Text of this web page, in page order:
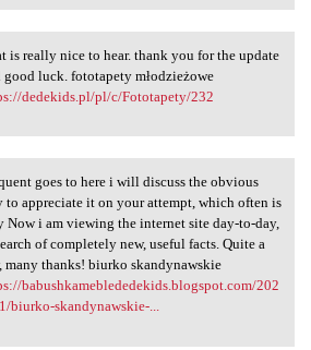
is really nice to hear.
is really nice to hear. thank you for the update
good luck. fototapety młodzieżowe
dedekids.pl/pl/c/Fototapety/232
goes to here i will
goes to here i will discuss the obvious
to appreciate it on your attempt, which often is
Now i am viewing the internet site day-to-day,
of completely new, useful facts. Quite a
many thanks! biurko skandynawskie
babushkameblededekids.blogspot.com/202
biurko-skandynawskie-...